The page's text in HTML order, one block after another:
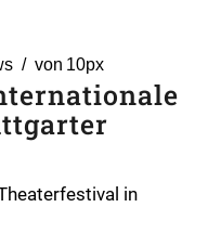
von 10px
in